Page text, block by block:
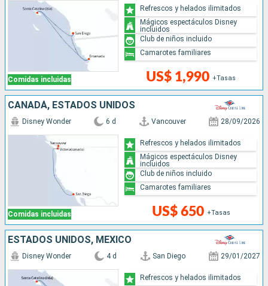
Comidas incluidas US$ 1,990 +Tasas
Refrescos y helados ilimitados
Mágicos espectáculos Disney
incluidos
Club de niños incluido
Camarotes familiares
CANADÁ, ESTADOS UNIDOS
Comidas incluidas
Disney Wonder 6 d Vancouver 28/09/2026
US$ 650 +Tasas
Refrescos y helados ilimitados
Mágicos espectáculos Disney
incluidos
Club de niños incluido
Camarotes familiares
ESTADOS UNIDOS, MÉXICO
Disney Wonder 4 d San Diego 29/01/2027
Refrescos y helados ilimitados